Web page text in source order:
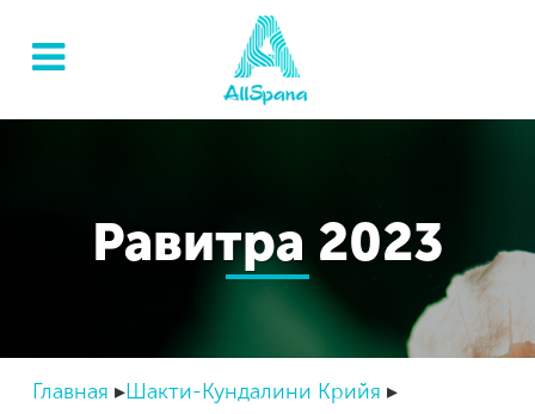
Равитра 2023
Главная
Шакти-Кундалини Крийя